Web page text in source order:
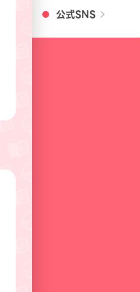
公式SNS chevron_right